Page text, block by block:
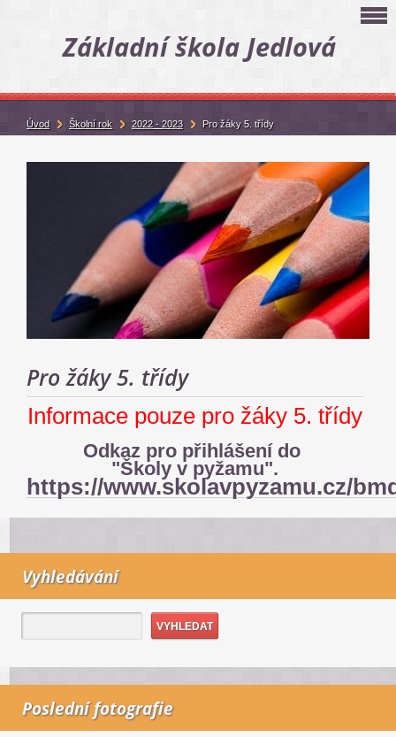
Základní škola Jedlová
Pro žáky 5. třídy
Informace pouze pro žáky 5. třídy
Odkaz pro přihlášení do
"Školy v pyžamu".
https://www.skolavpyzamu.cz/
Vyhledávání
Poslední fotografie
Úvod Školní rok 2022 - 2023 Pro žáky 5. třídy